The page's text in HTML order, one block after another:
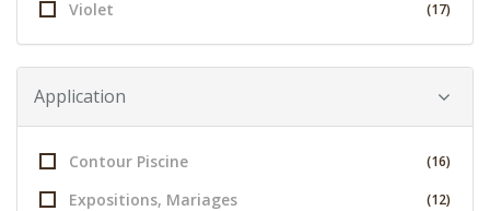
Violet (17)
Application
Contour Piscine (16)
Expositions, Mariages (12)